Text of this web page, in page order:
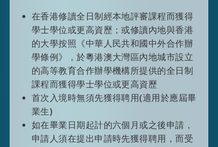
相關專業資格的外來人才在申請一般就業政
策時可獲得入境便利。
瀏覽人才清單 以了解更多所列的專業。
本計劃不適用於 a)内地的中國居⺠；及 b)
阿富汗、古巴及朝鮮的國⺠
* 例如投資推廣署的StartmeupHK創業計
期逗留五年而不受其他逗留條件限制。
人才清單
2018年制訂首份香港人才清單，旨在更有效
及聚焦地吸引高質素人才，以配合香港經濟
高增值及多元化的發展。經2025年檢討，清
單現時涵蓋9個行業領域下的60項專業。符合
在香港修讀全日制經本地評審課程而獲得
學士學位或更高資歷；或修讀內地與香港
的大學按照《中華人民共和國中外合作辦
學條例》，於粵港澳大灣區內地城市設立
的高等教育合作辦學機構所提供的全日制
課程而獲得學士學位或更高資歷
首次入境時無須先獲得聘用(適用於應屆畢
業生)
如在畢業日期起計的六個月或之後申請，
申請人須在提出申請時先獲得聘用，而受